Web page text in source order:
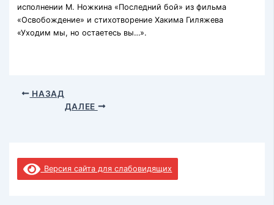
исполнении М. Ножкина «Последний бой» из фильма
«Освобождение» и стихотворение Хакима Гиляжева
«Уходим мы, но остаетесь вы…».
НАЗАД
ДАЛЕЕ
Версия сайта для слабовидящих